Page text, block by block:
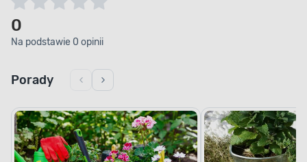
0
Na podstawie 0 opinii
Porady